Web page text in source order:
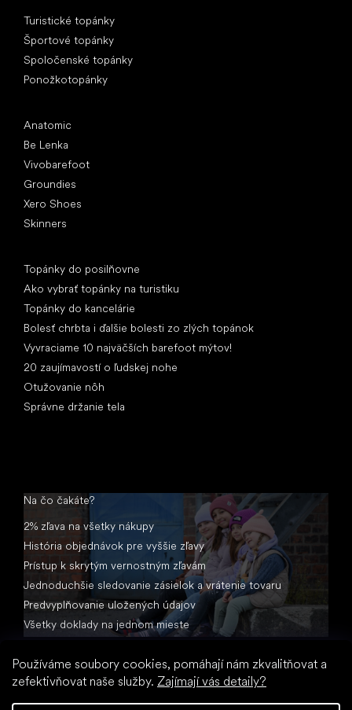
Používáme soubory cookies, pomáhají nám zkvalitňovat a
zefektivňovat naše služby. Zajímají vás detaily?
Turistické topánky
Športové topánky
Spoločenské topánky
Ponožkotopánky
Anatomic
Be Lenka
Vivobarefoot
Groundies
Xero Shoes
Skinners
Topánky do posilňovne
Ako vybrať topánky na turistiku
Topánky do kancelárie
Bolesť chrbta i ďalšie bolesti zo zlých topánok
Vyvraciame 10 najväčších barefoot mýtov!
20 zaujímavostí o ľudskej nohe
Otužovanie nôh
Správne držanie tela
Na čo čakáte?
2% zľava na všetky nákupy
História objednávok pre vyššie zľavy
Prístup k skrytým vernostným zľavám
Jednoduchšie sledovanie zásielok a vrátenie tovaru
Predvyplňovanie uložených údajov
Všetky doklady na jednom mieste